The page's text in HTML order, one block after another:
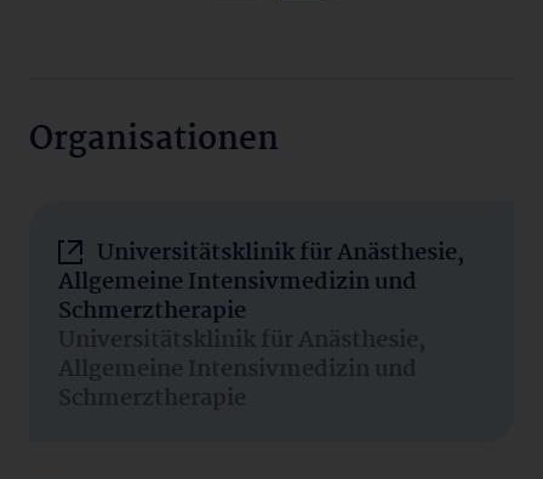
Organisationen
Universitätsklinik für Anästhesie,
Allgemeine Intensivmedizin und
Schmerztherapie
Universitätsklinik für Anästhesie,
Allgemeine Intensivmedizin und
Schmerztherapie